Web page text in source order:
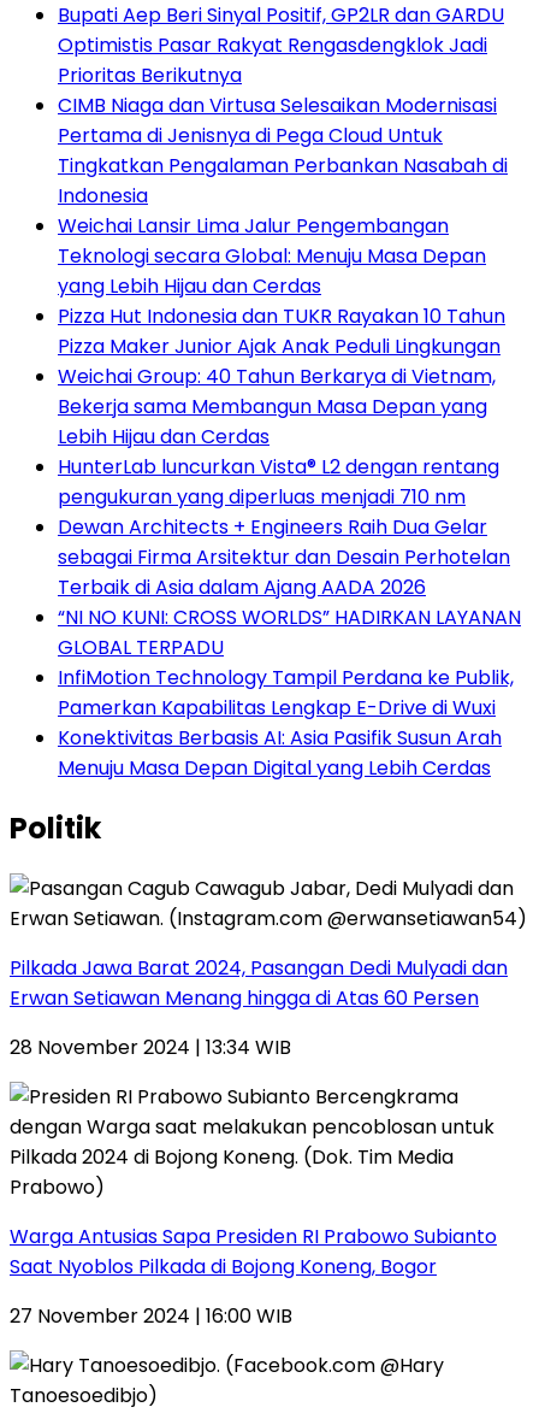
Bupati Aep Beri Sinyal Positif, GP2LR dan GARDU
Optimistis Pasar Rakyat Rengasdengklok Jadi
Prioritas Berikutnya
CIMB Niaga dan Virtusa Selesaikan Modernisasi
Pertama di Jenisnya di Pega Cloud Untuk
Tingkatkan Pengalaman Perbankan Nasabah di
Indonesia
Weichai Lansir Lima Jalur Pengembangan
Teknologi secara Global: Menuju Masa Depan
yang Lebih Hijau dan Cerdas
Pizza Hut Indonesia dan TUKR Rayakan 10 Tahun
Pizza Maker Junior Ajak Anak Peduli Lingkungan
Weichai Group: 40 Tahun Berkarya di Vietnam,
Bekerja sama Membangun Masa Depan yang
Lebih Hijau dan Cerdas
HunterLab luncurkan Vista® L2 dengan rentang
pengukuran yang diperluas menjadi 710 nm
Dewan Architects + Engineers Raih Dua Gelar
sebagai Firma Arsitektur dan Desain Perhotelan
Terbaik di Asia dalam Ajang AADA 2026
“NI NO KUNI: CROSS WORLDS” HADIRKAN LAYANAN
GLOBAL TERPADU
InfiMotion Technology Tampil Perdana ke Publik,
Pamerkan Kapabilitas Lengkap E-Drive di Wuxi
Konektivitas Berbasis AI: Asia Pasifik Susun Arah
Menuju Masa Depan Digital yang Lebih Cerdas
Politik
Pilkada Jawa Barat 2024, Pasangan Dedi Mulyadi dan
Erwan Setiawan Menang hingga di Atas 60 Persen
28 November 2024 | 13:34 WIB
Warga Antusias Sapa Presiden RI Prabowo Subianto
Saat Nyoblos Pilkada di Bojong Koneng, Bogor
27 November 2024 | 16:00 WIB